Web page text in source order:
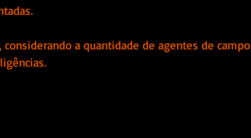
a quantidade de agentes de campo